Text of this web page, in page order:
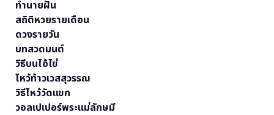
ทำนายฝัน
สถิติหวยรายเดือน
ดวงรายวัน
บทสวดมนต์
วิธีบนไอ้ไข่
ไหว้ท้าวเวสสุวรรณ
วิธีไหว้วัดแขก
วอลเปเปอร์พระแม่ลักษมี